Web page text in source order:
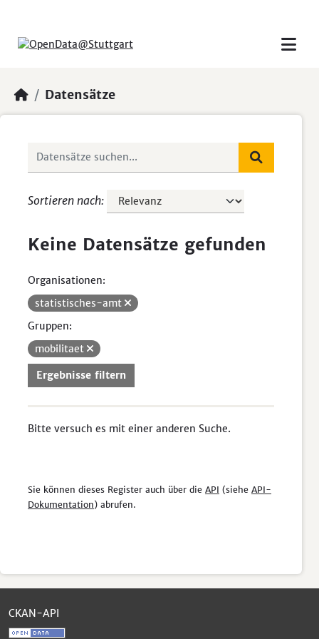
Datensätze
Sortieren nach
Keine Datensätze gefunden
Organisationen:
statistisches-amt
Gruppen:
mobilitaet
Ergebnisse filtern
Bitte versuch es mit einer anderen Suche.
Sie können dieses Register auch über die API (siehe API-
Dokumentation) abrufen.
CKAN-API